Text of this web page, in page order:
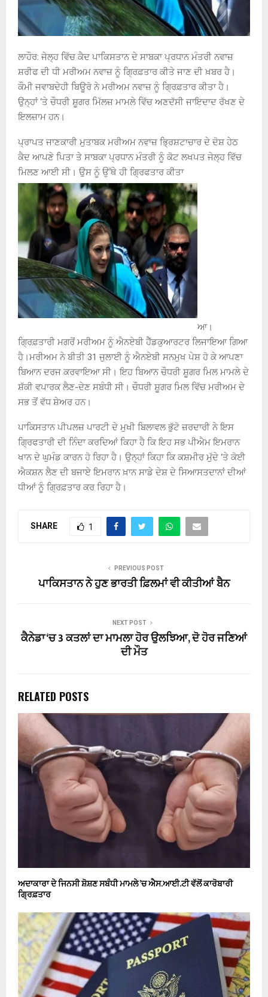
ਲਾਹੌਰ: ਜੇਲ੍ਹ ਵਿੱਚ ਕੈਦ ਪਾਕਿਸਤਾਨ ਦੇ ਸਾਬਕਾ ਪ੍ਰਧਾਨ ਮੰਤਰੀ ਨਵਾਜ਼
ਸ਼ਰੀਫ ਦੀ ਧੀ ਮਰੀਅਮ ਨਵਾਜ਼ ਨੂੰ ਗ੍ਰਿਫ਼ਤਾਰ ਕੀਤੇ ਜਾਣ ਦੀ ਖ਼ਬਰ ਹੈ।
ਕੌਮੀ ਜਵਾਬਦੇਹੀ ਬਿਊਰੋ ਨੇ ਮਰੀਅਮ ਨਵਾਜ਼ ਨੂੰ ਗ੍ਰਿਫ਼ਤਾਰ ਕੀਤਾ ਹੈ।
ਉਨ੍ਹਾਂ ‘ਤੇ ਚੌਧਰੀ ਸ਼ੂਗਰ ਮਿੱਲਜ਼ ਮਾਮਲੇ ਵਿੱਚ ਅਣਦੱਸੀ ਜਾਇਦਾਦ ਰੱਖਣ ਦੇ
ਇਲਜ਼ਾਮ ਹਨ।
ਪ੍ਰਾਪਤ ਜਾਣਕਾਰੀ ਮੁਤਾਬਕ ਮਰੀਅਮ ਨਵਾਜ਼ ਭ੍ਰਿਸ਼ਟਾਚਾਰ ਦੇ ਦੋਸ਼ ਹੇਠ
ਕੈਦ ਆਪਣੇ ਪਿਤਾ ਤੇ ਸਾਬਕਾ ਪ੍ਰਧਾਨ ਮੰਤਰੀ ਨੂੰ ਕੋਟ ਲਖਪਤ ਜੇਲ੍ਹ ਵਿੱਚ
ਮਿਲਣ ਆਈ ਸੀ। ਉਸ ਨੂੰ ਉੱਥੇ ਹੀ ਗ੍ਰਿਫਤਾਰ ਕੀਤਾ
ਆ।
ਗ੍ਰਿਫ਼ਤਾਰੀ ਮਗਰੋਂ ਮਰੀਅਮ ਨੂੰ ਐਨਏਬੀ ਹੈੱਡਕੁਆਰਟਰ ਲਿਜਾਇਆ ਗਿਆ
ਹੈ।ਮਰੀਅਮ ਨੇ ਬੀਤੀ 31 ਜੁਲਾਈ ਨੂੰ ਐਨਏਬੀ ਸਨਮੁਖ ਪੇਸ਼ ਹੋ ਕੇ ਆਪਣਾ
ਬਿਆਨ ਦਰਜ ਕਰਵਾਇਆ ਸੀ। ਇਹ ਬਿਆਨ ਚੌਧਰੀ ਸ਼ੂਗਰ ਮਿਲ ਮਾਮਲੇ ਦੇ
ਸ਼ੱਕੀ ਵਪਾਰਕ ਲੈਣ-ਦੇਣ ਸਬੰਧੀ ਸੀ। ਚੌਧਰੀ ਸ਼ੂਗਰ ਮਿਲ ਵਿੱਚ ਮਰੀਅਮ ਦੇ
ਸਭ ਤੋਂ ਵੱਧ ਸ਼ੇਅਰ ਹਨ।
ਪਾਕਿਸਤਾਨ ਪੀਪਲਜ਼ ਪਾਰਟੀ ਦੇ ਮੁਖੀ ਬਿਲਾਵਲ ਭੁੱਟੋ ਜ਼ਰਦਾਰੀ ਨੇ ਇਸ
ਗ੍ਰਿਫਤਾਰੀ ਦੀ ਨਿੰਦਾ ਕਰਦਿਆਂ ਕਿਹਾ ਹੈ ਕਿ ਇਹ ਸਭ ਪੀਐਮ ਇਮਰਾਨ
ਖਾਨ ਦੇ ਘੁਮੰਡ ਕਾਰਨ ਹੋ ਰਿਹਾ ਹੈ। ਉਨ੍ਹਾਂ ਕਿਹਾ ਕਿ ਕਸ਼ਮੀਰ ਮੁੱਦੇ ‘ਤੇ ਕੋਈ
ਐਕਸ਼ਨ ਲੈਣ ਦੀ ਬਜਾਏ ਇਮਰਾਨ ਖ਼ਾਨ ਸਾਡੇ ਦੇਸ਼ ਦੇ ਸਿਆਸਤਦਾਨਾਂ ਦੀਆਂ
ਧੀਆਂ ਨੂੰ ਗ੍ਰਿਫ਼ਤਾਰ ਕਰ ਰਿਹਾ ਹੈ।
SHARE 1
PREVIOUS POST
ਪਾਕਿਸਤਾਨ ਨੇ ਹੁਣ ਭਾਰਤੀ ਫ਼ਿਲਮਾਂ ਵੀ ਕੀਤੀਆਂ ਬੈਨ
NEXT POST
ਕੈਨੇਡਾ ‘ਚ 3 ਕਤਲਾਂ ਦਾ ਮਾਮਲਾ ਹੋਰ ਉਲਝਿਆ, ਦੋ ਹੋਰ ਜਣਿਆਂ
ਦੀ ਮੌਤ
RELATED POSTS
ਅਦਾਕਾਰਾ ਦੇ ਜਿਨਸੀ ਸ਼ੋਸ਼ਣ ਸਬੰਧੀ ਮਾਮਲੇ ’ਚ ਐਸ.ਆਈ.ਟੀ ਵੱਲੋਂ ਕਾਰੋਬਾਰੀ
ਗ੍ਰਿਫ਼ਤਾਰ